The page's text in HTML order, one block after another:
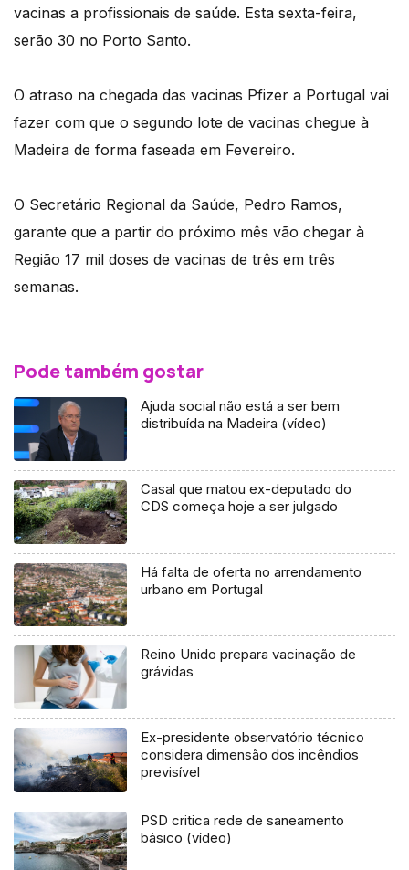
vacinas a profissionais de saúde. Esta sexta-feira,
serão 30 no Porto Santo.
O atraso na chegada das vacinas Pfizer a Portugal vai
fazer com que o segundo lote de vacinas chegue à
Madeira de forma faseada em Fevereiro.
O Secretário Regional da Saúde, Pedro Ramos,
garante que a partir do próximo mês vão chegar à
Região 17 mil doses de vacinas de três em três
semanas.
Pode também gostar
Ajuda social não está a ser bem
distribuída na Madeira (vídeo)
Casal que matou ex-deputado do
CDS começa hoje a ser julgado
Há falta de oferta no arrendamento
urbano em Portugal
Reino Unido prepara vacinação de
grávidas
Ex-presidente observatório técnico
considera dimensão dos incêndios
previsível
PSD critica rede de saneamento
básico (vídeo)